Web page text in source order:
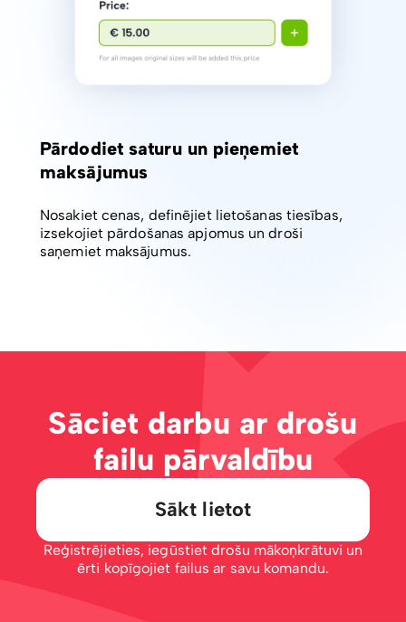
Pārdodiet saturu un pieņemiet
maksājumus
Nosakiet cenas, definējiet lietošanas tiesības,
izsekojiet pārdošanas apjomus un droši
saņemiet maksājumus.
Sāciet darbu ar drošu
failu pārvaldību
Sākt lietot
Reģistrējieties, iegūstiet drošu mākoņkrātuvi un
ērti kopīgojiet failus ar savu komandu.